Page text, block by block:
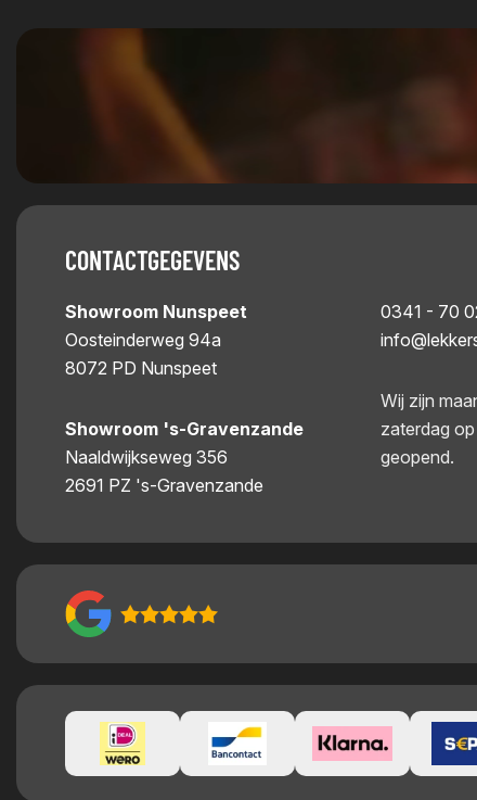
CONTACTGEGEVENS
Showroom Nunspeet
Oosteinderweg 94a
8072 PD Nunspeet
Showroom 's-Gravenzande
Naaldwijkseweg 356
2691 PZ 's-Gravenzande
0341 - 70
Wij zijn
zaterdag
geopend.